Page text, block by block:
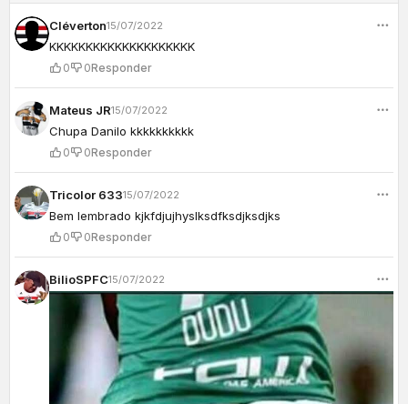
Cléverton15/07/2022
KKKKKKKKKKKKKKKKKKKK
0 0Responder
Mateus JR15/07/2022
Chupa Danilo kkkkkkkkkk
0 0Responder
Tricolor 63315/07/2022
Bem lembrado kjkfdjujhyslksdfksdjksdjks
0 0Responder
BilioSPFC15/07/2022